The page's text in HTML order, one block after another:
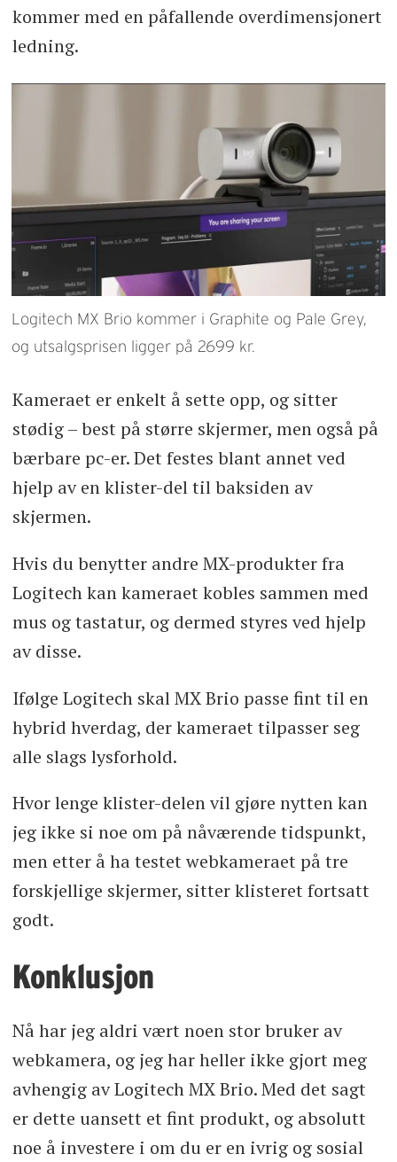
kommer med en påfallende overdimensjonert
ledning.
Logitech MX Brio kommer i Graphite og Pale Grey,
og utsalgsprisen ligger på 2699 kr.
Kameraet er enkelt å sette opp, og sitter
stødig – best på større skjermer, men også på
bærbare pc-er. Det festes blant annet ved
hjelp av en klister-del til baksiden av
skjermen.
Hvis du benytter andre MX-produkter fra
Logitech kan kameraet kobles sammen med
mus og tastatur, og dermed styres ved hjelp
av disse.
Ifølge Logitech skal MX Brio passe fint til en
hybrid hverdag, der kameraet tilpasser seg
alle slags lysforhold.
Hvor lenge klister-delen vil gjøre nytten kan
jeg ikke si noe om på nåværende tidspunkt,
men etter å ha testet webkameraet på tre
forskjellige skjermer, sitter klisteret fortsatt
godt.
Konklusjon
Nå har jeg aldri vært noen stor bruker av
webkamera, og jeg har heller ikke gjort meg
avhengig av Logitech MX Brio. Med det sagt
er dette uansett et fint produkt, og absolutt
noe å investere i om du er en ivrig og sosial